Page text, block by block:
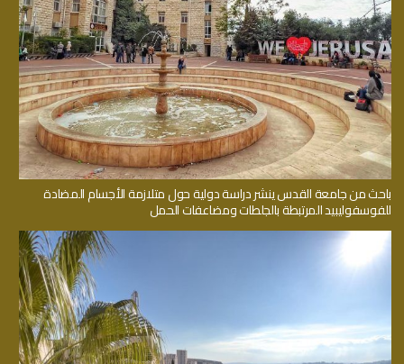
باحث من جامعة القدس ينشر دراسة دولية حول متلازمة الأجسام المضادة
للفوسفوليبيد المرتبطة بالجلطات ومضاعفات الحمل